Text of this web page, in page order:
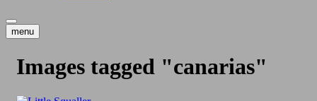
menu
Images tagged "canarias"